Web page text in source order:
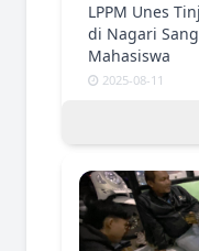
LPPM Unes
di Nagari
Mahasiswa
2025-08-11